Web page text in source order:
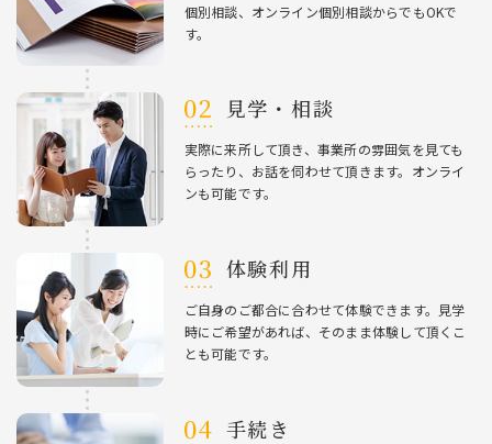
個別相談、オンライン個別相談からでもOKで
す。
⾒学・相談
実際に来所して頂き、事業所の雰囲気を⾒ても
らったり、お話を伺わせて頂きます。オンライ
ンも可能です。
体験利⽤
ご⾃⾝のご都合に合わせて体験できます。⾒学
時にご希望があれば、そのまま体験して頂くこ
とも可能です。
⼿続き